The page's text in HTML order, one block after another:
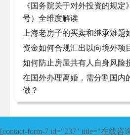
《国务院关于对外投资的规定
号）全维度解读
上海老房子的买卖和继承难题
资金如何合规汇出以向境外项
如何防止房屋共有人自身风险
在国外办理离婚，需分割国内
做？
[contact-form-7 id="237" title="在线咨